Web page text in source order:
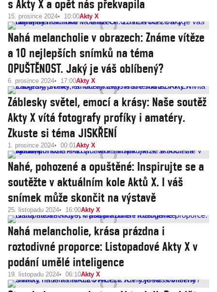
s Akty X a opět nás překvapila
15. prosince 2024 10:00Akty X
Nahá melancholie v obrazech: Známe vítěze
a 10 nejlepších snímků na téma
OPUŠTĚNOST. Jaký je váš oblíbený?
6. prosince 2024 17:00Akty X
Záblesky světel, emocí a krásy: Naše soutěž
Akty X vítá fotografy profíky i amatéry.
Zkuste si téma JISKŘENÍ
1. prosince 2024 00:01Akty X
Nahé, pohozené a opuštěné: Inspirujte se a
soutěžte v aktuálním kole Aktů X. I váš
snímek může skončit na výstavě
25. listopadu 2024 16:00Akty X
Nahá melancholie, krása prázdna i
roztodivné proporce: Listopadové Akty X v
podání umělé inteligence
19. listopadu 2024 06:10Akty X